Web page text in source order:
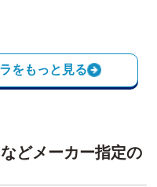
をもっと見る
どメーカー指定の